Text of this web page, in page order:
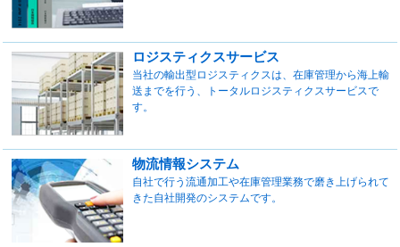
ロジスティクスサービス
当社の輸出型ロジスティクスは、在庫管理から海上輸
送までを行う、トータルロジスティクスサービスで
す。
物流情報システム
自社で行う流通加工や在庫管理業務で磨き上げられて
きた自社開発のシステムです。